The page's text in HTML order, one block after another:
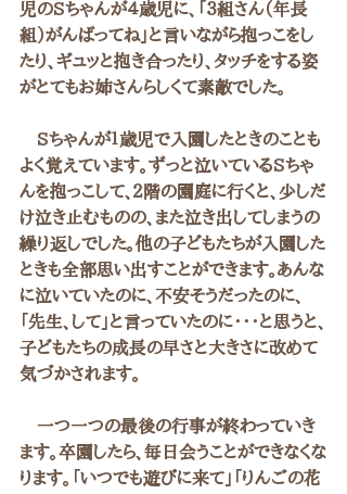
児のSちゃんが４歳児に、「３組さん（年長
組）がんばってね」と言いながら抱っこをし
たり、ギュッと抱き合ったり、タッチをする姿
がとてもお姉さんらしくて素敵でした。
Sちゃんが１歳児で入園したときのことも
よく覚えています。ずっと泣いているSちゃ
んを抱っこして、２階の園庭に行くと、少しだ
け泣き止むものの、また泣き出してしまうの
繰り返しでした。他の子どもたちが入園した
ときも全部思い出すことができます。あんな
に泣いていたのに、不安そうだったのに、
「先生、して」と言っていたのに・・・と思うと、
子どもたちの成長の早さと大きさに改めて
気づかされます。
一つ一つの最後の行事が終わっていき
ます。卒園したら、毎日会うことができなくな
ります。「いつでも遊びに来て」「りんごの花